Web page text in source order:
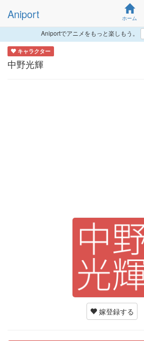
Aniport ホーム
Aniportでアニメをもっと楽しもう。
キャラクター
中野光輝
嫁登録する